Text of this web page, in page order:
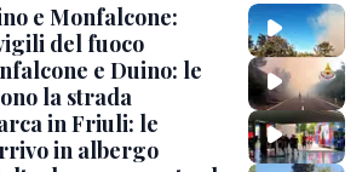
e Monfalcone:
del fuoco
e Duino: le
la strada
in Friuli: le
in albergo